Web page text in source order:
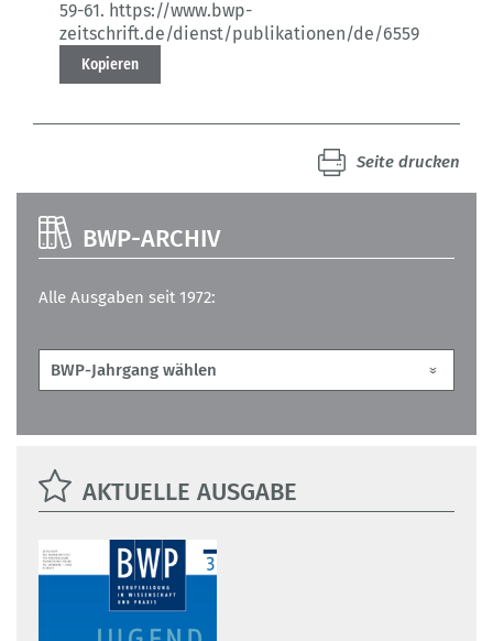
59-61. https://www.bwp-
zeitschrift.de/dienst/publikationen/de/6559
Kopieren
Seite drucken
BWP-ARCHIV
Alle Ausgaben seit 1972:
AKTUELLE AUSGABE